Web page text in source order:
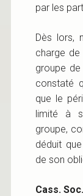
par les
Dès lors,
charge
groupe
constaté
que le
limité à
groupe,
déduit
de son
Cass.